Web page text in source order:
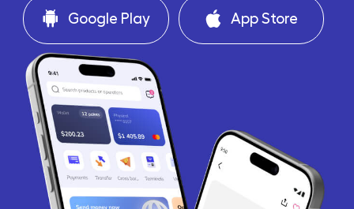
Google Play App Store